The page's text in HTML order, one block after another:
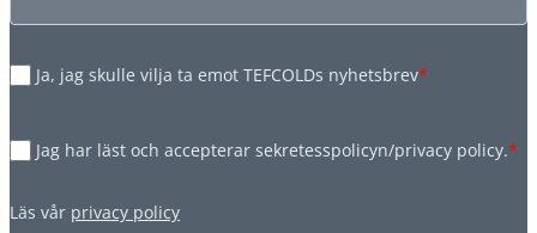
Ja, jag skulle vilja ta emot TEFCOLDs nyhetsbrev*
Jag har läst och accepterar sekretesspolicyn/privacy policy.*
Läs vår privacy policy